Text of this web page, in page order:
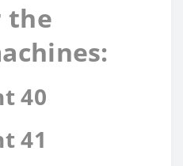
the
40
41